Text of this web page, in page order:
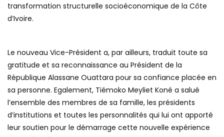
transformation structurelle socioéconomique de la Côte
d’Ivoire.
Le nouveau Vice-Président a, par ailleurs, traduit toute sa
gratitude et sa reconnaissance au Président de la
République Alassane Ouattara pour sa confiance placée en
sa personne. Egalement, Tiémoko Meyliet Koné a salué
l’ensemble des membres de sa famille, les présidents
d’institutions et toutes les personnalités qui lui ont apporté
leur soutien pour le démarrage cette nouvelle expérience